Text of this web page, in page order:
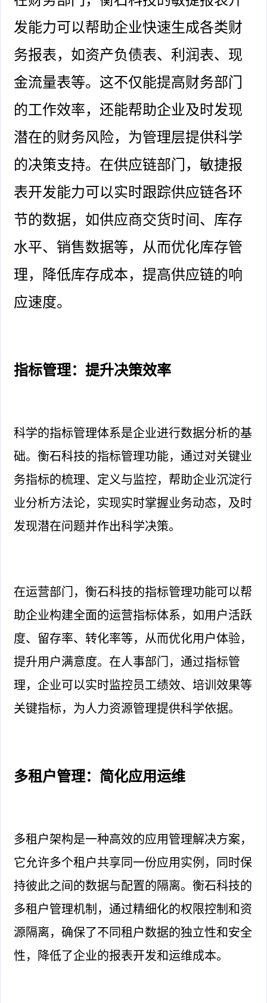
发能力可以帮助企业快速生成各类财
务报表，如资产负债表、利润表、现
金流量表等。这不仅能提高财务部门
的工作效率，还能帮助企业及时发现
潜在的财务风险，为管理层提供科学
的决策支持。在供应链部门，敏捷报
表开发能力可以实时跟踪供应链各环
节的数据，如供应商交货时间、库存
水平、销售数据等，从而优化库存管
理，降低库存成本，提高供应链的响
应速度。
指标管理：提升决策效率
科学的指标管理体系是企业进行数据分析的基
础。衡石科技的指标管理功能，通过对关键业
务指标的梳理、定义与监控，帮助企业沉淀行
业分析方法论，实现实时掌握业务动态，及时
发现潜在问题并作出科学决策。
在运营部门，衡石科技的指标管理功能可以帮
助企业构建全面的运营指标体系，如用户活跃
度、留存率、转化率等，从而优化用户体验，
提升用户满意度。在人事部门，通过指标管
理，企业可以实时监控员工绩效、培训效果等
关键指标，为人力资源管理提供科学依据。
多租户管理：简化应用运维
多租户架构是一种高效的应用管理解决方案，
它允许多个租户共享同一份应用实例，同时保
持彼此之间的数据与配置的隔离。衡石科技的
多租户管理机制，通过精细化的权限控制和资
源隔离，确保了不同租户数据的独立性和安全
性，降低了企业的报表开发和运维成本。